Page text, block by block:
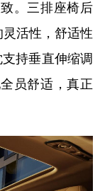
。三排座椅后
活性，舒适性
持垂直伸缩调
员舒适，真正